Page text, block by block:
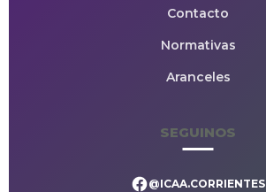
Contacto
Normativas
Aranceles
SEGUINOS
@ICAA.CORRIENTES